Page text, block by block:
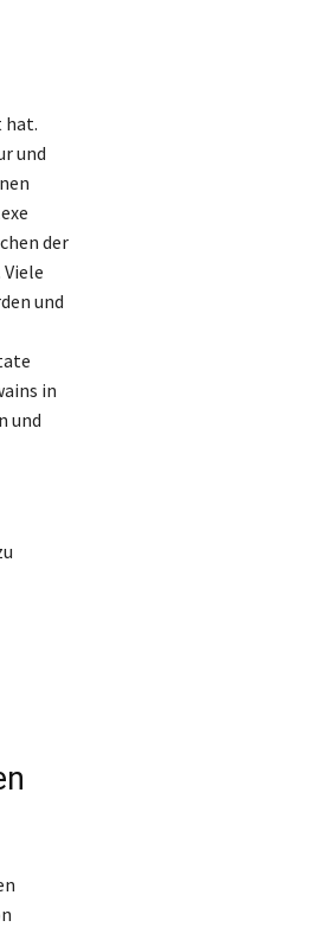
hat.
und
der
und
in
und